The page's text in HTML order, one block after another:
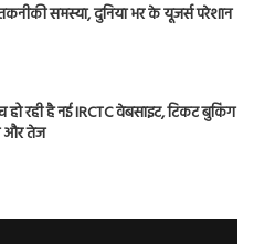
समस्या, दुनिया भर के यूजर्स परेशान
हो रही है नई IRCTC वेबसाइट, टिकट बुकिंग
और तेज